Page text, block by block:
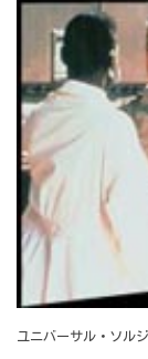
ユニバーサル・ソル